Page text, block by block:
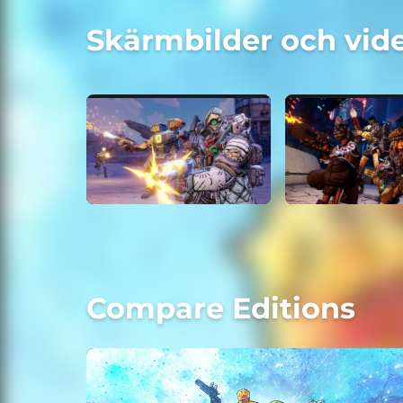
Skärmbilder och
Compare Editions